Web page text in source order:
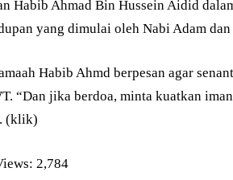
Habib Ahmad Bin Hussein Aidid
yang dimulai oleh Nabi Adam
Habib Ahmd berpesan agar
“Dan jika berdoa, minta kuatkan
(klik)
2,784